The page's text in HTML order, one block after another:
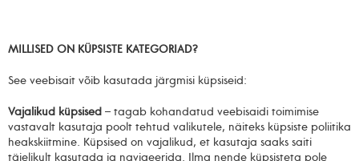
MILLISED ON KÜPSISTE KATEGORIAD?
See veebisait võib kasutada järgmisi küpsiseid:
Vajalikud küpsised– tagab kohandatud veebisaidi toimimise
vastavalt kasutaja poolt tehtud valikutele, näiteks küpsiste poliitika
heakskiitmine. Küpsised on vajalikud, et kasutaja saaks saiti